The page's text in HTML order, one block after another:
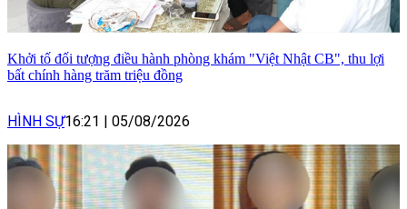
Khởi tố đối tượng điều hành phòng khám "Việt Nhật CB", thu lợi
bất chính hàng trăm triệu đồng
HÌNH SỰ16:21 05/08/2026